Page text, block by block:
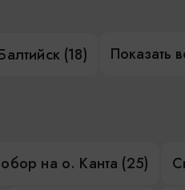
(18) Показать
на о. Канта (25)